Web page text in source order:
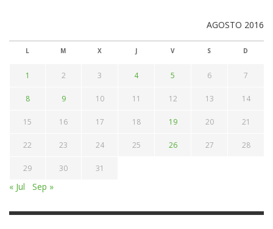
AGOSTO 2016
L M X J V S D
1 2 3 4 5 6 7
8 9 10 11 12 13 14
15 16 17 18 19 20 21
22 23 24 25 26 27 28
29 30 31
« Jul Sep »